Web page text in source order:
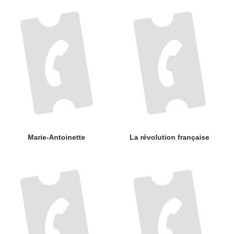
Marie-Antoinette La révolution française